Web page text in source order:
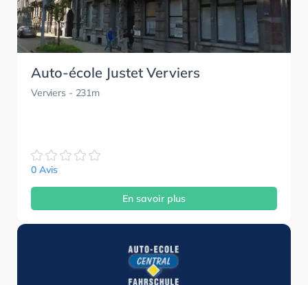
Auto-école Justet Verviers
Verviers - 231m
0 Avis
En savoir plus